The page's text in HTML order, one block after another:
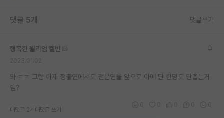
댓글 5개 댓글쓰기
행복한 윌리엄 켈빈
와 ㄷㄷ 그럼 이제 정출연에서도 전문연을 앞으로 아예 단 한명도 안뽑는거
임?
대댓글 2개 대댓글 쓰기